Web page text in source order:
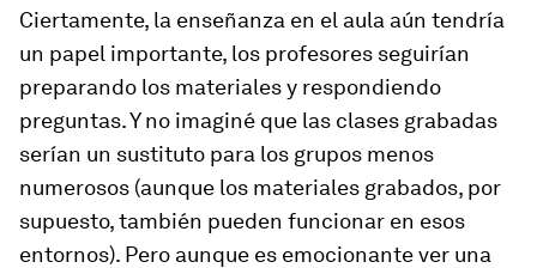
Ciertamente, la enseñanza en el aula aún tendría
un papel importante, los profesores seguirían
preparando los materiales y respondiendo
preguntas. Y no imaginé que las clases grabadas
serían un sustituto para los grupos menos
numerosos (aunque los materiales grabados, por
supuesto, también pueden funcionar en esos
entornos). Pero aunque es emocionante ver una